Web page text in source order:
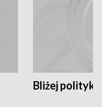
Bliżej polityki